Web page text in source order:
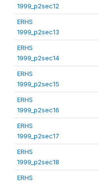
1999_p2sec12
ERHS
1999_p2sec13
ERHS
1999_p2sec14
ERHS
1999_p2sec15
ERHS
1999_p2sec16
ERHS
1999_p2sec17
ERHS
1999_p2sec18
ERHS